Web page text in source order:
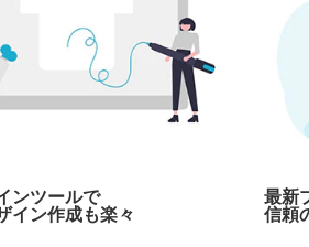
ンツールで
イン作成も楽々
最新
信頼